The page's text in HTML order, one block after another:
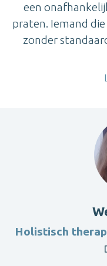
een
praten. Iemand
zonder
Holistisch